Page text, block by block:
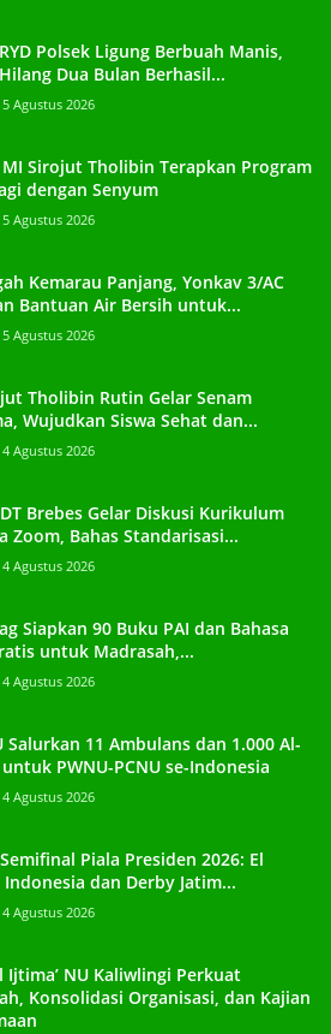
Polsek Ligung Berbuah Manis,
Dua Bulan Berhasil...
5 Agustus 2026
MI Sirojut Tholibin Terapkan Program
dengan Senyum
5 Agustus 2026
Kemarau Panjang, Yonkav 3/AC
Bantuan Air Bersih untuk...
5 Agustus 2026
Tholibin Rutin Gelar Senam
Wujudkan Siswa Sehat dan...
4 Agustus 2026
Brebes Gelar Diskusi Kurikulum
Zoom, Bahas Standarisasi...
4 Agustus 2026
Siapkan 90 Buku PAI dan Bahasa
untuk Madrasah,...
4 Agustus 2026
Salurkan 11 Ambulans dan 1.000 Al-
untuk PWNU-PCNU se-Indonesia
4 Agustus 2026
Piala Presiden 2026: El
Indonesia dan Derby Jatim...
4 Agustus 2026
Ijtima’ NU Kaliwlingi Perkuat
Konsolidasi Organisasi, dan Kajian